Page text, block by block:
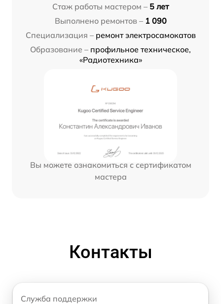
Стаж работы мастером – 5 лет
Выполнено ремонтов – 1 090
Специализация – ремонт электросамокатов
Образование – профильное техническое,
«Радиотехника»
Вы можете ознакомиться с сертификатом
мастера
Контакты
Служба поддержки